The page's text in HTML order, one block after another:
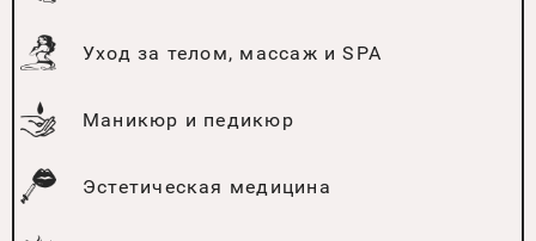
Уход за телом, массаж и SPA
Маникюр и педикюр
Эстетическая медицина